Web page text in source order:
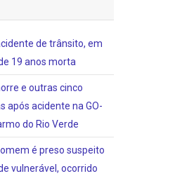
de trânsito, em
19 anos morta
e outras cinco
após acidente na GO-
do Rio Verde
é preso suspeito
vulnerável, ocorrido